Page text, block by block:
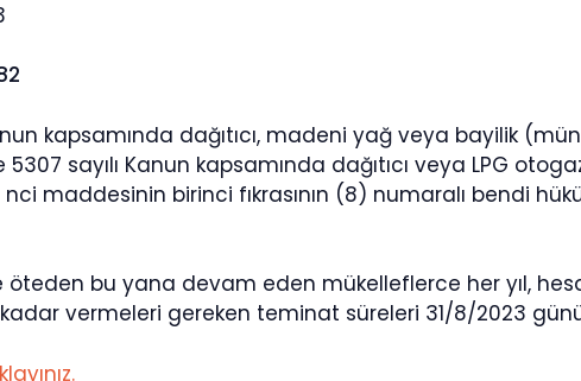
kapsamında dağıtıcı, madeni yağ veya bayilik
sayılı Kanun kapsamında dağıtıcı veya LPG
maddesinin birinci fıkrasının (8) numaralı bendi
öteden bu yana devam eden mükelleflerce her yıl,
vermeleri gereken teminat süreleri 31/8/2023